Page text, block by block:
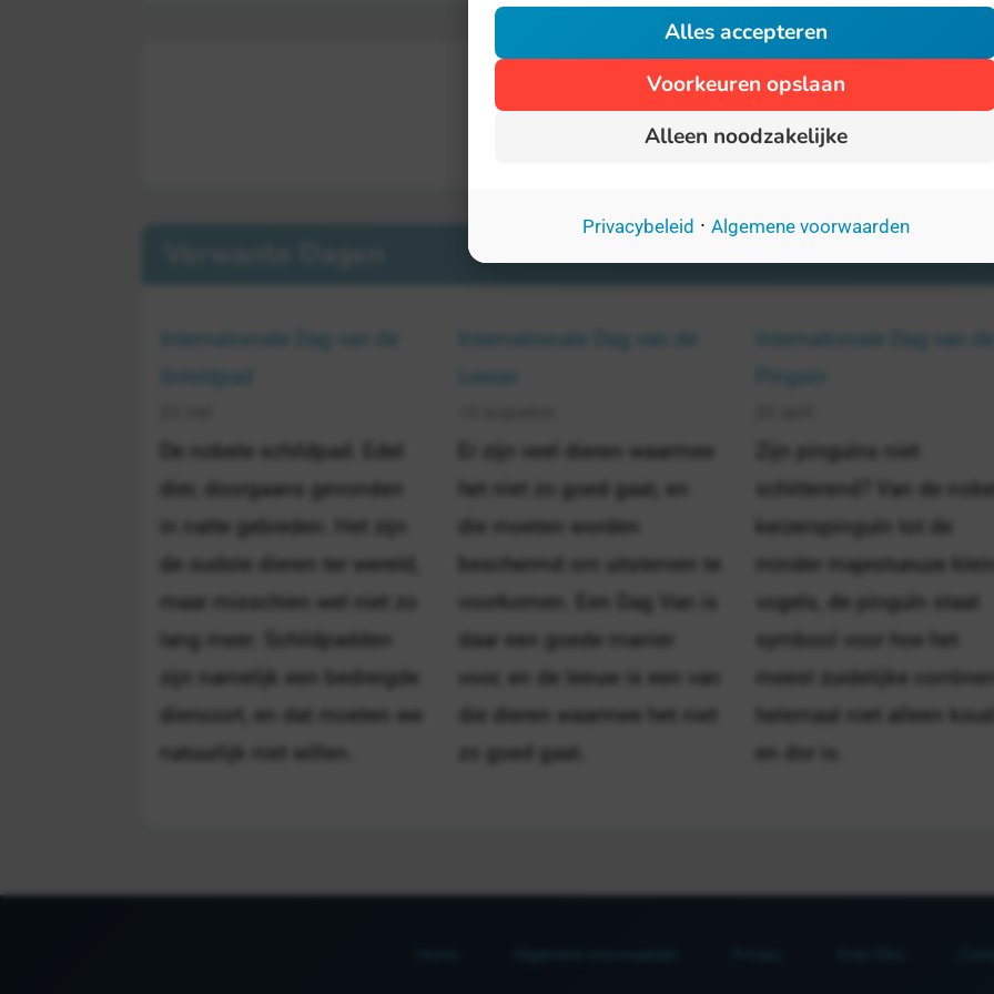
Internationale Dag van de
Schildpad
De nobele schildpad. Edel
dier, doorgaans gevonden
in natte gebieden. Het zijn
de oudste dieren ter wereld,
maar misschien wel niet zo
lang meer. Schildpadden
zijn namelijk een bedreigde
diersoort, en dat moeten we
natuurlijk niet willen.
Internationale Dag van de
Er zijn veel dieren waarmee
het niet zo goed gaat, en
die moeten worden
beschermd om uitsterven te
voorkomen. Een Dag Van is
daar een goede manier
voor, en de leeuw is een van
die dieren waarmee het niet
zo goed gaat.
Internationale Dag van
Zijn pinguïns niet
schitterend? Van de
keizerspinguïn tot de
minder majestueuze
vogels, de pinguïn staat
symbool voor hoe het
meest zuidelijke
helemaal niet alleen
en dor is.
Alles accepteren
Voorkeuren opslaan
Alleen noodzakelijke
Privacybeleid · Algemene voorwaarden